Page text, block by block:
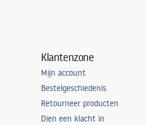
Klantenzone
Mijn account
Bestelgeschiedenis
Retourneer producten
Dien een klacht in